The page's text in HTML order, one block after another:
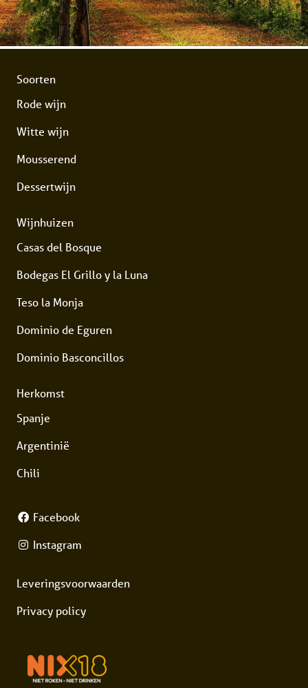
Soorten
Rode wijn
Witte wijn
Mousserend
Dessertwijn
Wijnhuizen
Casas del Bosque
Bodegas El Grillo y la Luna
Teso la Monja
Dominio de Eguren
Dominio Basconcillos
Herkomst
Spanje
Argentinië
Chili
Facebook
Instagram
Leveringsvoorwaarden
Privacy policy